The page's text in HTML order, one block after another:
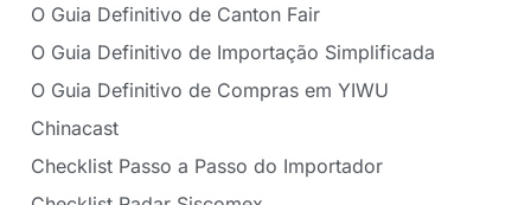
O Guia Definitivo de Canton Fair
O Guia Definitivo de Importação Simplificada
O Guia Definitivo de Compras em YIWU
Chinacast
Checklist Passo a Passo do Importador